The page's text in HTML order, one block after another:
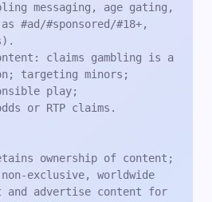
messaging, age gating,
#ad/#sponsored/#18+,
claims gambling is a
targeting minors;
play;
or RTP claims.
ownership of content;
non-exclusive, worldwide
and advertise content for